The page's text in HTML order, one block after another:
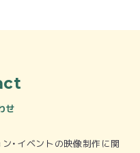
せ
・イベントの映像制作 に関